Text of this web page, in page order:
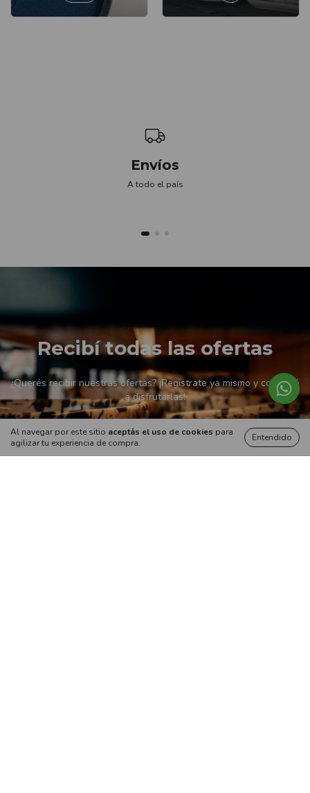
Al navegar por este sitio aceptás el uso de cookies para
agilizar tu experiencia de compra.
Entendido
Envíos
A todo el país
Recibí todas las ofertas
¿Querés recibir nuestras ofertas? ¡Registrate ya mismo y comenzá
a disfrutarlas!